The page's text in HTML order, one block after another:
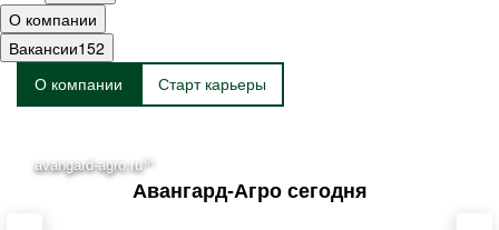
О компании
Вакансии152
О компании Старт карьеры
avangard-agro.ru
Один из крупнейших* и эффективных
сельхозпроизводителей России
Авангард-Агро сегодня